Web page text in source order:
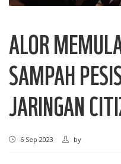
ALOR
SAMPAH
JARINGAN
6 Sep 2023 by